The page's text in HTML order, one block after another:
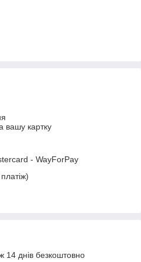
вашу картку
- WayForPay
14 днів безкоштовно